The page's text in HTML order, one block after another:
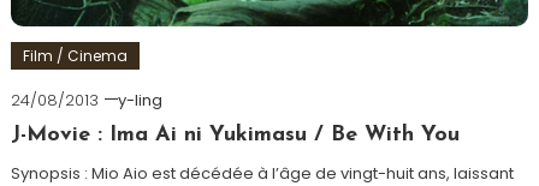
Film / Cinema
24/08/2013
y-ling
J-Movie : Ima Ai ni Yukimasu / Be With You
Synopsis : Mio Aio est décédée à l’âge de vingt-huit ans, laissant